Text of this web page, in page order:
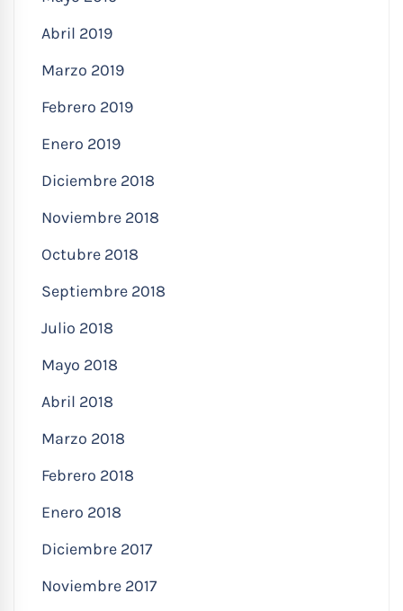
Abril 2019
Marzo 2019
Febrero 2019
Enero 2019
Diciembre 2018
Noviembre 2018
Octubre 2018
Septiembre 2018
Julio 2018
Mayo 2018
Abril 2018
Marzo 2018
Febrero 2018
Enero 2018
Diciembre 2017
Noviembre 2017